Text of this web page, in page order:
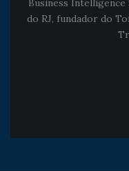
Business
do RJ, fundador do